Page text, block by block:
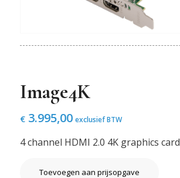
Image4K
€3.995,00 exclusief BTW
4 channel HDMI 2.0 4K graphics card
Toevoegen aan prijsopgave